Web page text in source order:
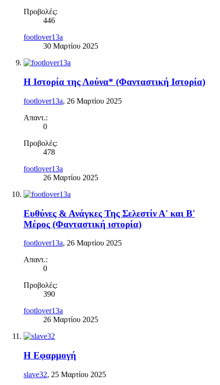
Προβολές:
446
footlover13a
30 Μαρτίου 2025
Η Ιστορία της Λούνα* (Φανταστική Ιστορία)
footlover13a, 26 Μαρτίου 2025
Απαντ.:
0
Προβολές:
478
footlover13a
26 Μαρτίου 2025
Ευθύνες & Ανάγκες Της Σελεστίν Α' και Β'
Μέρος (Φανταστική ιστορία)
footlover13a, 26 Μαρτίου 2025
Απαντ.:
0
Προβολές:
390
footlover13a
26 Μαρτίου 2025
Η Εφαρμογή
slave32, 25 Μαρτίου 2025